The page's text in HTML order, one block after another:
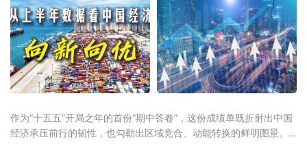
作为“十五五”开局之年的首份“期中答卷”，这份成绩单既折射出中国
经济承压前行的韧性，也勾勒出区域竞合、动能转换的鲜明图景。